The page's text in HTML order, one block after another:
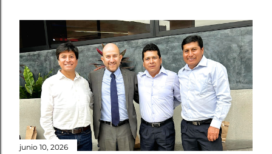
junio 10, 2026